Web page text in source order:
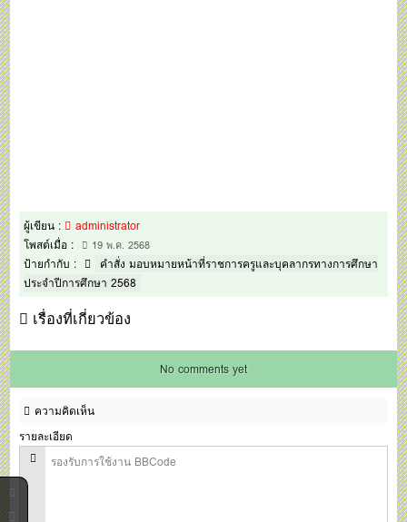
ผู้เขียน :
administrator
โพสต์เมื่อ :
19 พ.ค. 2568
ป้ายกำกับ :
คำสั่ง มอบหมายหน้าที่ราชการครูและบุคลากรทางการศึกษา
ประจำปีการศึกษา 2568
เรื่องที่เกี่ยวข้อง
No comments yet
ความคิดเห็น
รายละเอียด